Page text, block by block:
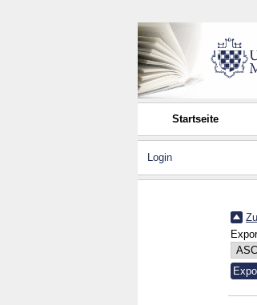
Startseite
Login